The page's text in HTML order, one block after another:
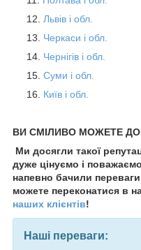
Львів і обл.
Черкаси і обл.
Чернігів і обл.
Суми і обл.
Київ і обл.
ВИ СМІЛИВО МОЖЕТЕ
Ми досягли такої
дуже цінуємо і
напевно бачили
можете переконатися в
наших клієнтів!
Наші переваги: